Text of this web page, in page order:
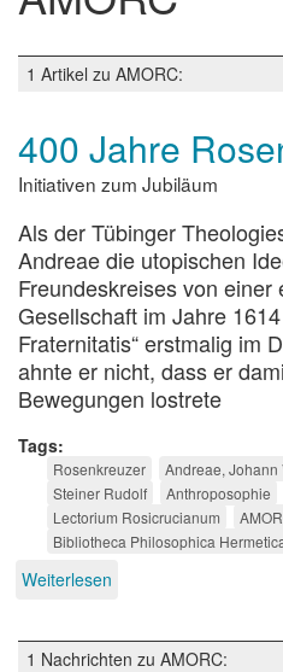
1 Artikel zu AMORC:
400 Jahre
Initiativen zum Jubiläum
Als der Tübinger
Andreae die utopischen
Freundeskreises von
Gesellschaft im Jahre
Fraternitatis“ erstmalig im
ahnte er nicht, dass er
Bewegungen lostrete
Tags
Rosenkreuzer Andreae, Johann
Steiner Rudolf
Anthroposophie
Lectorium Rosicrucianum
Bibliotheca Philosophica
Weiterlesen
Rosenkreuzer
1 Nachrichten zu AMORC: